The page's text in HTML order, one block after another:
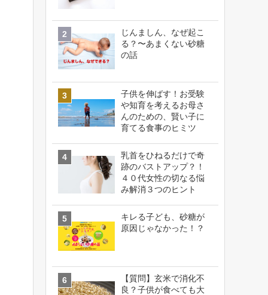
じんましん、なぜ起こ
る？〜あまくない砂糖
の話
子供を伸ばす！お受験
や知育を考えるお母さ
んのための、賢い子に
育てる食事のヒミツ
乳首をひねるだけで奇
跡のバストアップ？！
４０代女性の切なる悩
み解消３つのヒント
キレる子ども、砂糖が
原因じゃなかった！？
【質問】玄米で消化不
良？子供が食べても大